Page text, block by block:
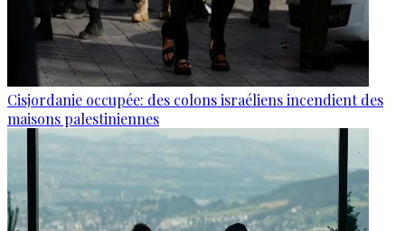
Cisjordanie occupée: des colons israéliens incendient des
maisons palestiniennes